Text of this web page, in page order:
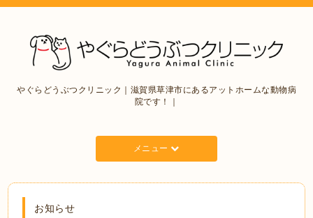
やぐらどうぶつクリニック｜滋賀県草津市にあるアットホームな動物病
院です！｜
メニュー
お知らせ